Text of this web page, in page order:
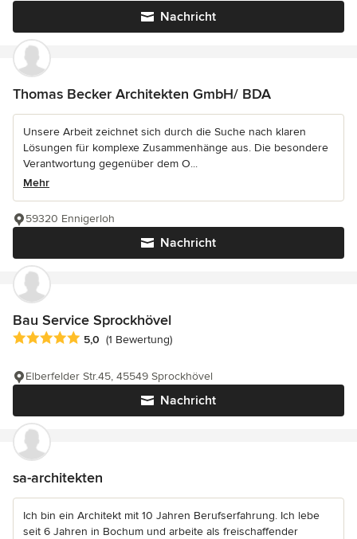
Nachricht
Thomas Becker Architekten GmbH/ BDA
Unsere Arbeit zeichnet sich durch die Suche nach klaren
Lösungen für komplexe Zusammenhänge aus. Die besondere
Verantwortung gegenüber dem O...
Mehr
Nachricht
59320 Ennigerloh
Bau Service Sprockhövel
Durchschnittliche Bewertung: 5 von 5 Sternen
5,0 (1 Bewertung)
Nachricht
Elberfelder Str.45, 45549 Sprockhövel
sa-architekten
Ich bin ein Architekt mit 10 Jahren Berufserfahrung. Ich lebe
seit 6 Jahren in Bochum und arbeite als freischaffender